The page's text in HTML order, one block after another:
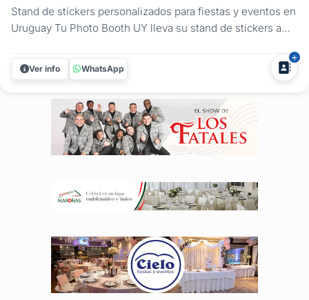
Stand de stickers personalizados para fiestas y eventos en
Uruguay Tu Photo Booth UY lleva su stand de stickers a
aniversarios y eventos corporativos. En cada caso el
diseño se adapta al contexto: para eventos de empresa,
Ver info WhatsApp